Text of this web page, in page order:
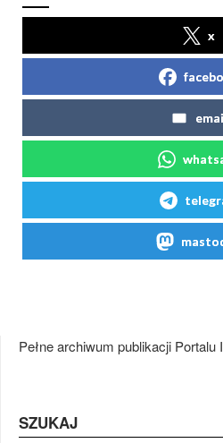
x
Pełne archiwum publikacji Portalu
SZUKAJ